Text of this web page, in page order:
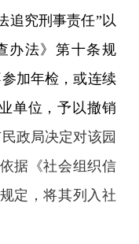
追究刑事责任”以
办法》第十条规
加年检，或连续
单位，予以撤销
政局决定对该园
据《社会组织信
定，将其列入社